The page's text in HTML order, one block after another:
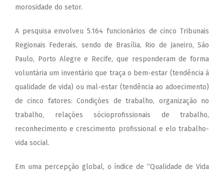
morosidade do setor.
A pesquisa envolveu 5.164 funcionários de cinco Tribunais
Regionais Federais, sendo de Brasília, Rio de Janeiro, São
Paulo, Porto Alegre e Recife, que responderam de forma
voluntária um inventário que traça o bem-estar (tendência à
qualidade de vida) ou mal-estar (tendência ao adoecimento)
de cinco fatores: Condições de trabalho, organização no
trabalho, relações sócioprofissionais de trabalho,
reconhecimento e crescimento profissional e elo trabalho-
vida social.
Em uma percepção global, o índice de “Qualidade de Vida